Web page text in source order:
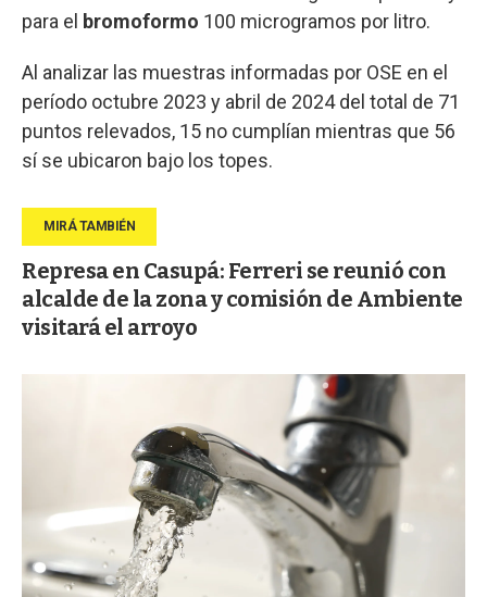
para el bromoformo 100 microgramos por litro.
Al analizar las muestras informadas por OSE en el
período octubre 2023 y abril de 2024 del total de 71
puntos relevados, 15 no cumplían mientras que 56
sí se ubicaron bajo los topes.
Represa en Casupá: Ferreri se reunió con
alcalde de la zona y comisión de Ambiente
visitará el arroyo